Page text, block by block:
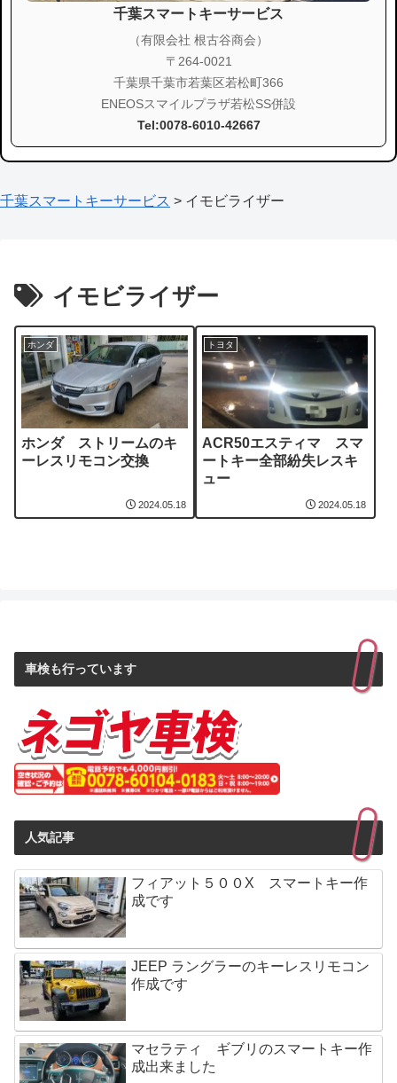
千葉スマートキーサービス
（有限会社 根古谷商会）
〒264-0021
千葉県千葉市若葉区若松町366
ENEOSスマイルプラザ若松SS併設
Tel:0078-6010-42667
千葉スマートキーサービス > イモビライザー
イモビライザー
ホンダ
ホンダ ストリームのキ
ーレスリモコン交換
2024.05.18
トヨタ
ACR50エスティマ スマ
ートキー全部紛失レスキ
ュー
2024.05.18
車検も行っています
人気記事
フィアット５００X スマートキー作
成です
JEEP ラングラーのキーレスリモコン
作成です
マセラティ ギブリのスマートキー作
成出来ました